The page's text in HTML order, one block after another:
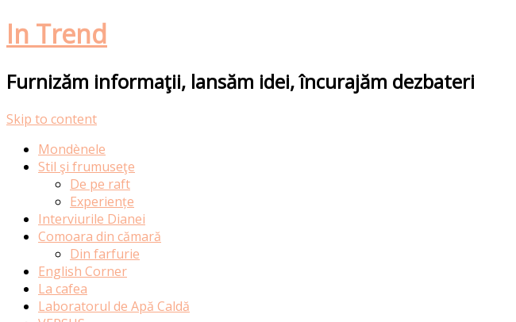
In Trend
Furnizăm informaţii, lansăm idei, încurajăm dezbateri
Skip to content
Mondènele
Stil şi frumuseţe
De pe raft
Experiențe
Interviurile Dianei
Comoara din cămară
Din farfurie
English Corner
La cafea
Laboratorul de Apă Caldă